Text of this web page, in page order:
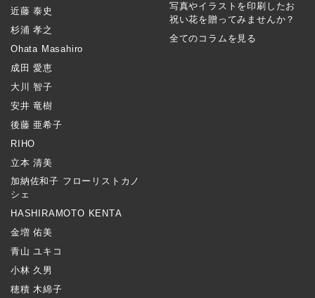
近藤 泰史
杉浦 孝之
Ohata Masahiro
成田 愛恵
大川 智子
安井 竜樹
後藤 亜希子
RIHO
立本 清美
加納佐和子 フローリストカノ
シェ
HASHIRAMOTO KENTA
金増 佑美
青山 ユキコ
小林 久男
穂積 木綿子
写真やイラストを印刷したお
祝い花を贈ってみませんか？
全てのコラムを見る